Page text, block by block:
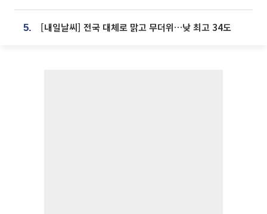
5. [내일날씨] 전국 대체로 맑고 무더위…낮 최고 34도